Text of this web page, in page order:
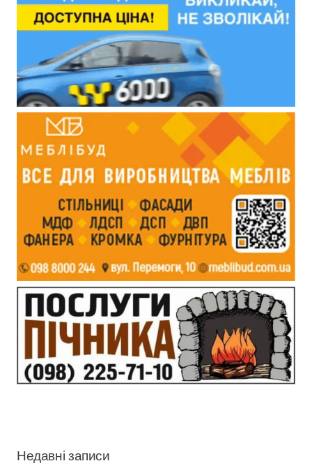
Недавні записи